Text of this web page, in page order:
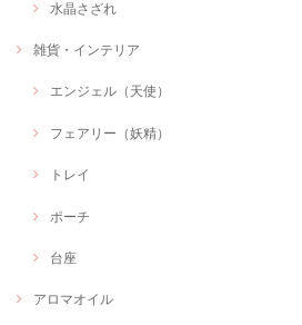
水晶さざれ
雑貨・インテリア
エンジェル（天使）
フェアリー（妖精）
トレイ
ポーチ
台座
アロマオイル